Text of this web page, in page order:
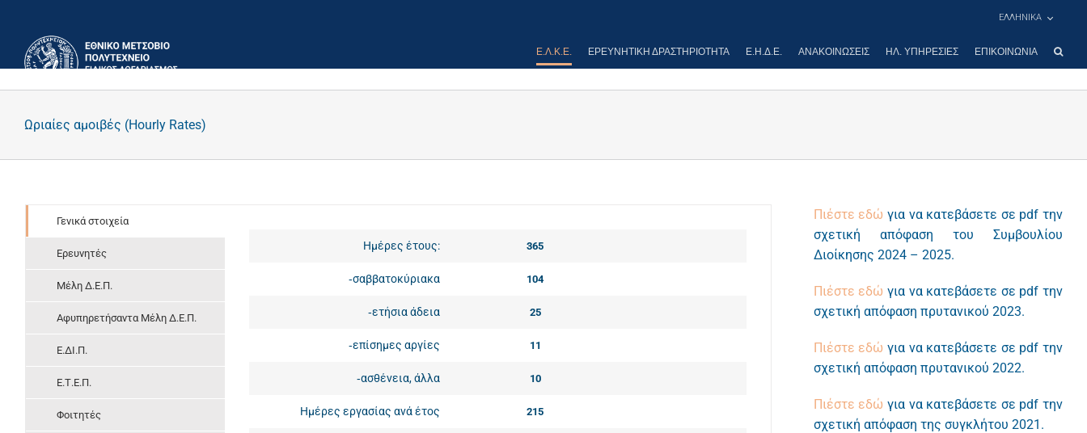
περιεχόμενο
ΕΛΛΗΝΙΚΑ
Ε.Λ.Κ.Ε. ΕΡΕΥΝΗΤΙΚΉ ΔΡΑΣΤΗΡΙΌΤΗΤΑ Ε.Η.Δ.Ε. ΑΝΑΚΟΙΝΏΣΕΙΣ ΗΛ. ΥΠΗΡΕΣΊΕΣ ΕΠΙΚΟΙΝΩΝΊΑ
Ωριαίες αμοιβές (Hourly Rates)
Γενικά στοιχεία
Ερευνητές
Μέλη Δ.Ε.Π.
Αφυπηρετήσαντα Μέλη Δ.Ε.Π.
Ε.ΔΙ.Π.
Ε.Τ.Ε.Π.
Φοιτητές
Ημέρες έτους: 365
‐σαββατοκύριακα 104
‐ετήσια άδεια 25
‐επίσημες αργίες 11
‐ασθένεια, άλλα 10
Ημέρες εργασίας ανά έτος 215
Πιέστε εδώ για να κατεβάσετε σε pdf την
σχετική απόφαση του Συμβουλίου
Διοίκησης 2024 – 2025.
Πιέστε εδώ για να κατεβάσετε σε pdf την
σχετική απόφαση πρυτανικού 2023.
Πιέστε εδώ για να κατεβάσετε σε pdf την
σχετική απόφαση πρυτανικού 2022.
Πιέστε εδώ για να κατεβάσετε σε pdf την
σχετική απόφαση της συγκλήτου 2021.